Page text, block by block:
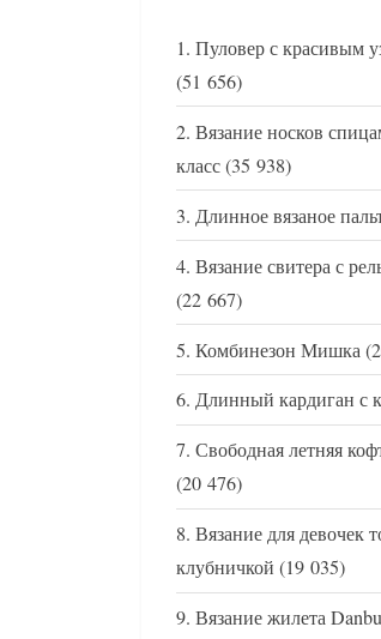
Пуловер с красивым
(51 656)
Вязание носков
класс(35 938)
Длинное вязаное
Вязание свитера с
(22 667)
Комбинезон Мишка
Длинный кардиган с
Свободная летняя
(20 476)
Вязание для девочек
клубничкой (19 035)
Вязание жилета